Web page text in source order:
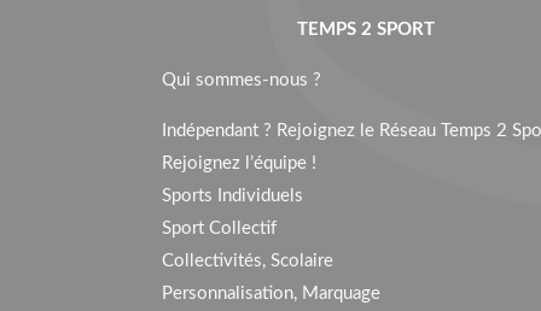
TEMPS 2 SPORT
Qui sommes-nous ?
Indépendant ? Rejoignez le Réseau Temps 2
Rejoignez l’équipe !
Sports Individuels
Sport Collectif
Collectivités, Scolaire
Personnalisation, Marquage